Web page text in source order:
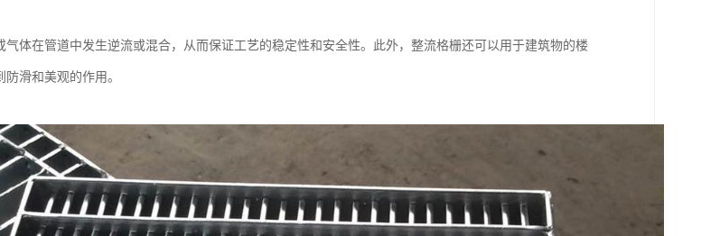
气体在管道中发生逆流或混合，从而保证工艺的稳定性和安全性。此外，整流格栅还可以用于建筑物的楼
滑和美观的作用。